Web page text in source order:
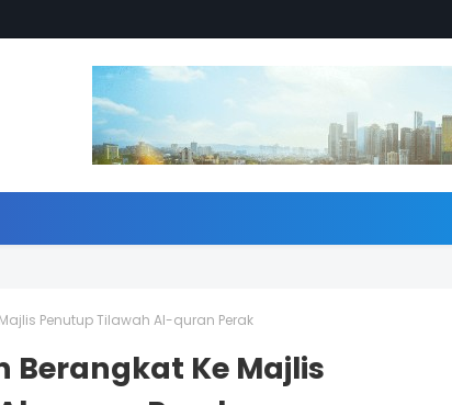
Penutup Tilawah Al-quran Perak
Berangkat Ke Majlis